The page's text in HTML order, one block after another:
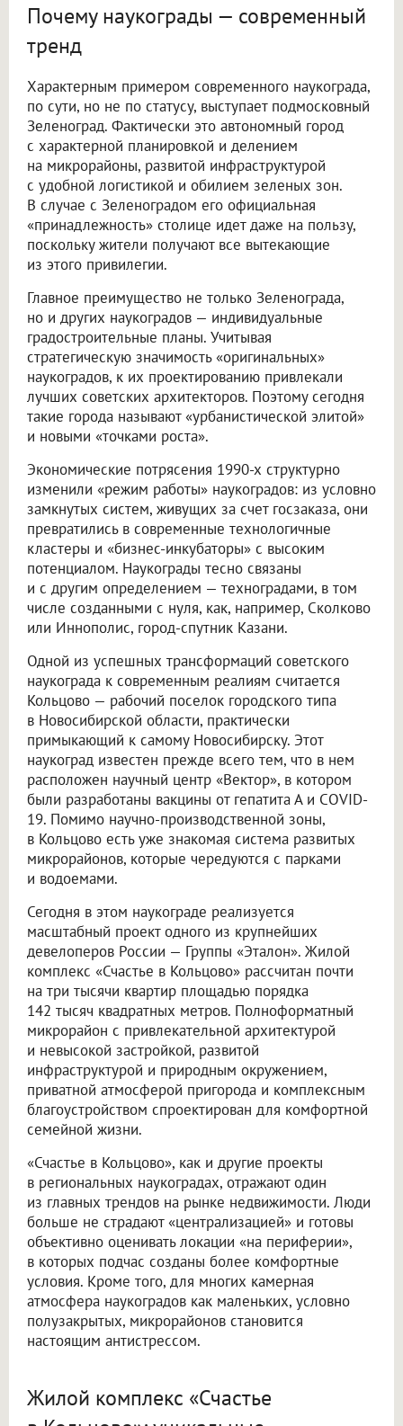
Почему наукограды — современный
тренд
Характерным примером современного наукограда,
по сути, но не по статусу, выступает подмосковный
Зеленоград. Фактически это автономный город
с характерной планировкой и делением
на микрорайоны, развитой инфраструктурой
с удобной логистикой и обилием зеленых зон.
В случае с Зеленоградом его официальная
«принадлежность» столице идет даже на пользу,
поскольку жители получают все вытекающие
из этого привилегии.
Главное преимущество не только Зеленограда,
но и других наукоградов — индивидуальные
градостроительные планы. Учитывая
стратегическую значимость «оригинальных»
наукоградов, к их проектированию привлекали
лучших советских архитекторов. Поэтому сегодня
такие города называют «урбанистической элитой»
и новыми «точками роста».
Экономические потрясения 1990-х структурно
изменили «режим работы» наукоградов: из условно
замкнутых систем, живущих за счет госзаказа, они
превратились в современные технологичные
кластеры и «бизнес-инкубаторы» с высоким
потенциалом. Наукограды тесно связаны
и с другим определением — техноградами, в том
числе созданными с нуля, как, например, Сколково
или Иннополис, город-спутник Казани.
Одной из успешных трансформаций советского
наукограда к современным реалиям считается
Кольцово — рабочий поселок городского типа
в Новосибирской области, практически
примыкающий к самому Новосибирску. Этот
наукоград известен прежде всего тем, что в нем
расположен научный центр «Вектор», в котором
были разработаны вакцины от гепатита А и COVID-
19. Помимо научно-производственной зоны,
в Кольцово есть уже знакомая система развитых
микрорайонов, которые чередуются с парками
и водоемами.
Сегодня в этом наукограде реализуется
масштабный проект одного из крупнейших
девелоперов России — Группы «Эталон». Жилой
комплекс «Счастье в Кольцово» рассчитан почти
на три тысячи квартир площадью порядка
142 тысяч квадратных метров. Полноформатный
микрорайон с привлекательной архитектурой
и невысокой застройкой, развитой
инфраструктурой и природным окружением,
приватной атмосферой пригорода и комплексным
благоустройством спроектирован для комфортной
семейной жизни.
«Счастье в Кольцово», как и другие проекты
в региональных наукоградах, отражают один
из главных трендов на рынке недвижимости. Люди
больше не страдают «централизацией» и готовы
объективно оценивать локации «на периферии»,
в которых подчас созданы более комфортные
условия. Кроме того, для многих камерная
атмосфера наукоградов как маленьких, условно
полузакрытых, микрорайонов становится
настоящим антистрессом.
Жилой комплекс «Счастье